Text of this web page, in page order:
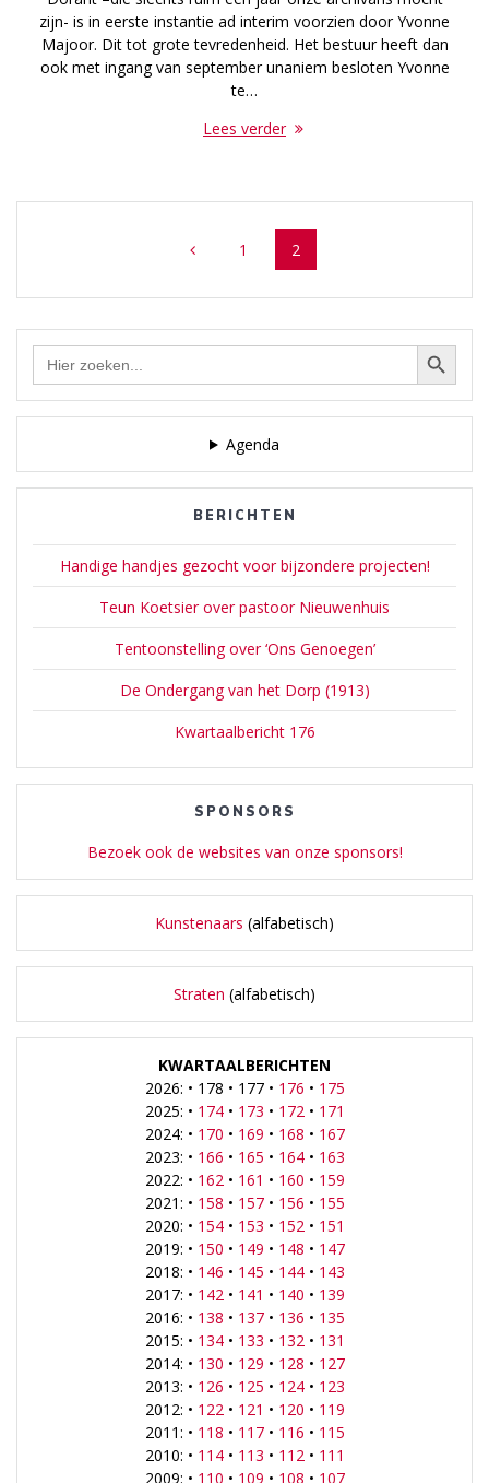
zijn- is in eerste instantie ad interim voorzien door Yvonne
Majoor. Dit tot grote tevredenheid. Het bestuur heeft dan
ook met ingang van september unaniem besloten Yvonne
te…
Lees verder
Page
1 Page
2
Zoek Zoekknop
Agenda
BERICHTEN
Handige handjes gezocht voor bijzondere projecten!
Teun Koetsier over pastoor Nieuwenhuis
Tentoonstelling over ‘Ons Genoegen’
De Ondergang van het Dorp (1913)
Kwartaalbericht 176
SPONSORS
Bezoek ook de websites van onze sponsors!
Kunstenaars (alfabetisch)
Straten (alfabetisch)
KWARTAALBERICHTEN
2026: • 178 • 177 • 176 • 175
2025: • 174• 173 • 172 • 171
2024: • 170 • 169 • 168 • 167
2023: • 166 • 165 • 164• 163
2022: • 162 • 161 • 160 • 159
2021: • 158 • 157• 156 • 155
2020: • 154• 153 • 152 • 151
2019: • 150 • 149 • 148 • 147
2018: • 146 • 145 • 144• 143
2017: • 142 • 141 • 140 • 139
2016: • 138 • 137• 136 • 135
2015: • 134• 133 • 132 • 131
2014: • 130 • 129 • 128 • 127
2013: • 126 • 125 • 124• 123
2012: • 122 • 121 • 120 • 119
2011: • 118 • 117• 116 • 115
2010: • 114• 113 • 112 • 111
2009: • 110 • 109 • 108 • 107